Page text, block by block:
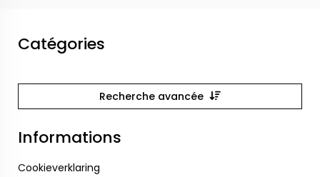
Catégories
Recherche avancée
Informations
Cookieverklaring